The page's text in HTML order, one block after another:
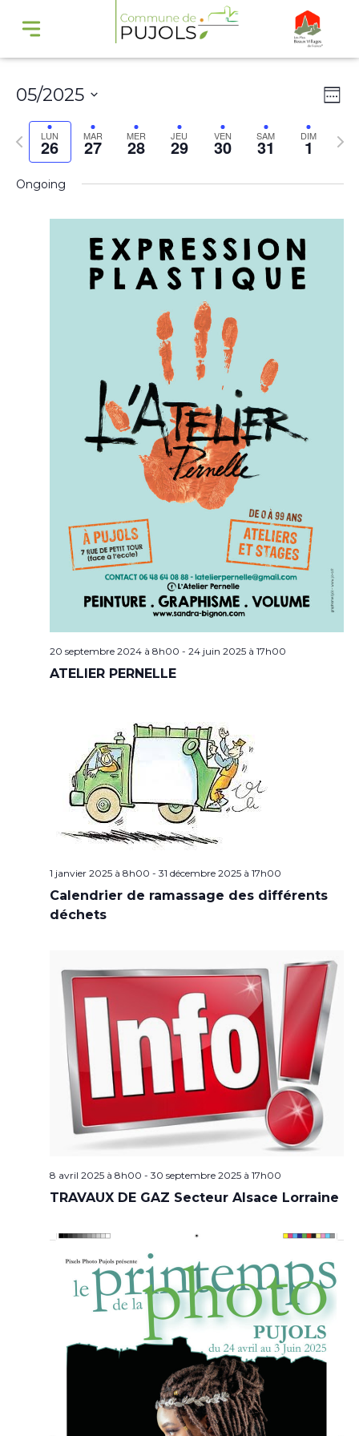
05/2025
Select
date.
LUN
26 MAR
27 MER
28 JEU
29 VEN
30 SAM
31 DIM
1
Previous
week
Ongoing
20 septembre 2024 à 8h00 - 24 juin 2025 à 17h00
ATELIER PERNELLE
1 janvier 2025 à 8h00 - 31 décembre 2025 à 17h00
Calendrier de ramassage des différents
déchets
8 avril 2025 à 8h00 - 30 septembre 2025 à 17h00
TRAVAUX DE GAZ Secteur Alsace Lorraine